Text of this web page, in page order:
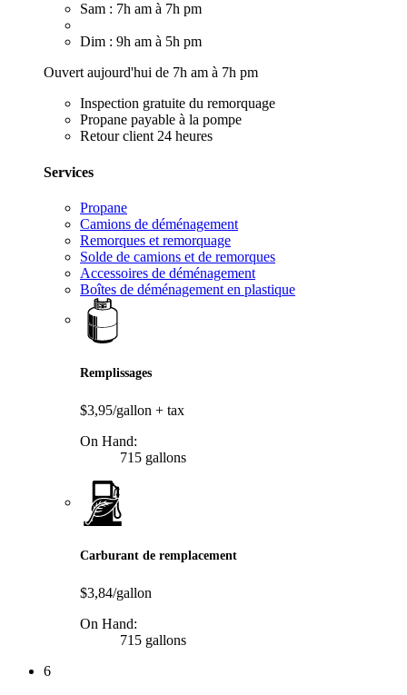
Sam : 7h am à 7h pm
Dim : 9h am à 5h pm
Ouvert aujourd'hui de 7h am à 7h pm
Inspection gratuite du remorquage
Propane payable à la pompe
Retour client 24 heures
Services
Propane
Camions de déménagement
Remorques et remorquage
Solde de camions et de remorques
Accessoires de déménagement
Boîtes de déménagement en plastique
Remplissages
$3,95/gallon + tax
On Hand:
715 gallons
Carburant de remplacement
$3,84/gallon
On Hand:
715 gallons
6